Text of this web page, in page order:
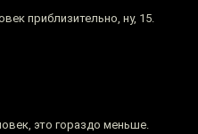
приблизительно, ну, 15.
это гораздо меньше.